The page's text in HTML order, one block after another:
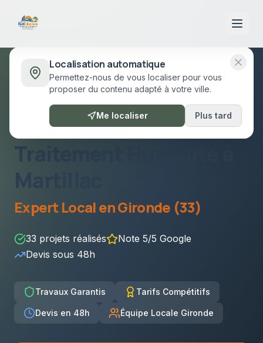
Accueil Prestations/Traitement Humidité Martillac
Gironde (33)
Traitement Humidité
Expert Local enGironde (33)
33 projets réalisés
Note 5/5 Google
Devis sous 48h
Travaux Garantis Tarifs Compétitifs
Devis en 48h Équipe Locale Gironde
Localisation automatique
Permettez-nous de vous localiser pour vous
proposer du contenu adapté à votre ville.
Me localiser Plus tard